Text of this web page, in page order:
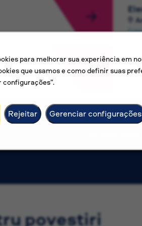
para melhorar sua experiência em
que usamos e como definir suas
configurações”.
Rejeitar Gerenciar configurações
povestiri